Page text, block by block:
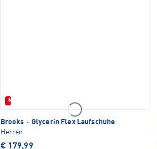
Neu
Brooks · Glycerin Flex Laufschuhe
Herren
€ 179,99